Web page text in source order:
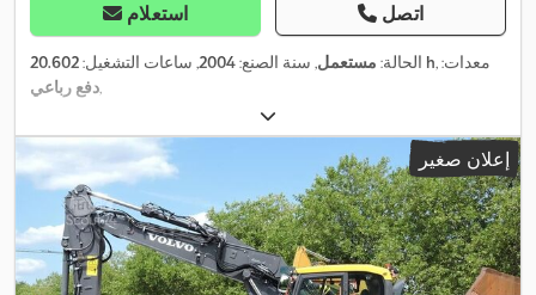
استعلام اتصل
الحالة: مستعمل, سنة الصنع:2004, ساعات التشغيل: 20.602 h , معدات:
دفع رباعي,
إعلان صغير